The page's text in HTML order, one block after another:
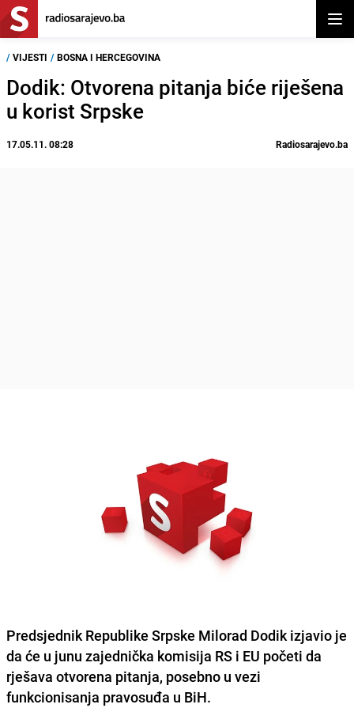
/ VIJESTI / BOSNA I HERCEGOVINA
Dodik: Otvorena pitanja biće riješena
u korist Srpske
17.05.11. 08:28 Radiosarajevo.ba
Predsjednik Republike Srpske Milorad Dodik izjavio je
da će u junu zajednička komisija RS i EU početi da
rješava otvorena pitanja, posebno u vezi
funkcionisanja pravosuđa u BiH.